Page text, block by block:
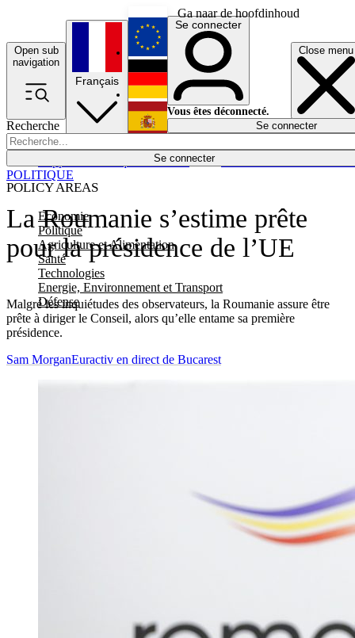
Ga naar de hoofdinhoud
Open sub
navigation
Close menu
Recherche
Se connecter
POLICY AREAS
Economie
Politique
Agriculture et Alimentation
Santé
Technologies
Energie, Environnement et Transport
Défense
Économie
Français
English
Deutsch
Español
Se connecter
Vous êtes déconnecté.
Se connecter
La Roumanie s’estime prête
pour la présidence de l’UE
Malgré les inquiétudes des observateurs, la Roumanie assure être
prête à diriger le Conseil, alors qu’elle entame sa première
présidence.
POLITIQUE
Sam MorganEuractiv en direct de Bucarest